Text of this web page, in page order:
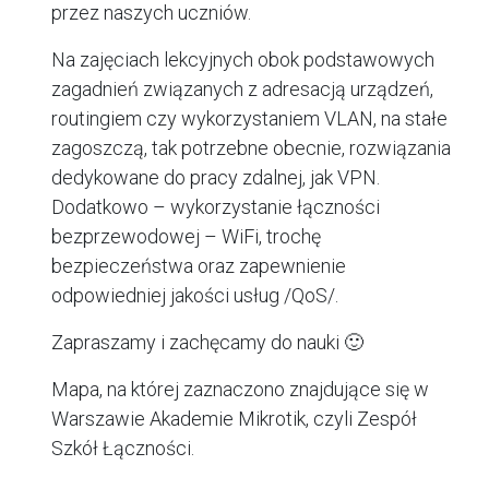
przez naszych uczniów.
Na zajęciach lekcyjnych obok podstawowych
zagadnień związanych z adresacją urządzeń,
routingiem czy wykorzystaniem VLAN, na stałe
zagoszczą, tak potrzebne obecnie, rozwiązania
dedykowane do pracy zdalnej, jak VPN.
Dodatkowo – wykorzystanie łączności
bezprzewodowej – WiFi, trochę
bezpieczeństwa oraz zapewnienie
odpowiedniej jakości usług /QoS/.
Zapraszamy i zachęcamy do nauki 🙂
Mapa, na której zaznaczono znajdujące się w
Warszawie Akademie Mikrotik, czyli Zespół
Szkół Łączności.